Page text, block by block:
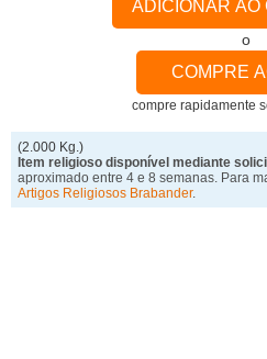
ADICIONAR AO
o
COMPRE
compre rapidamente
(2.000 Kg.)
Item religioso disponível mediante
aproximado entre 4 e 8 semanas. Para
Artigos Religiosos Brabander.